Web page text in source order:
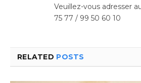
Veuillez-vous adresser
75 77 / 99 50 60 10
RELATED POSTS